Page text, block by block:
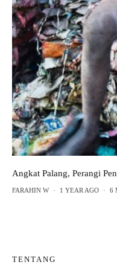
Angkat Palang, Perangi
FARAHIN W · 1 YEAR AGO · 6
TENTANG